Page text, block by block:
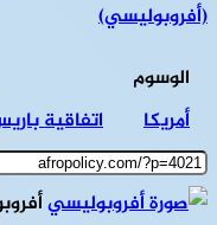
(أفروبوليسي)
الوسوم
أمريكا
اتفاقية